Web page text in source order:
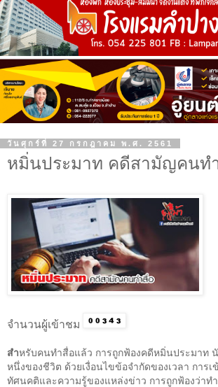
วันศุกร์ที่ 27 กรกฎาคม พ.ศ. 2561
หมิ่นประมาท คดีสามัญคนท
จำนวนผู้เข้าชม
สำหรับคนทำสื่อแล้ว การถูกฟ้องคดีหมิ่นประมาท นั
หนึ่งของชีวิต ด้วยเงื่อนไขข้อจำกัดของเวลา การเ
ทัศนคติและความรู้ของแหล่งข่าว การถูกฟ้องว่าท